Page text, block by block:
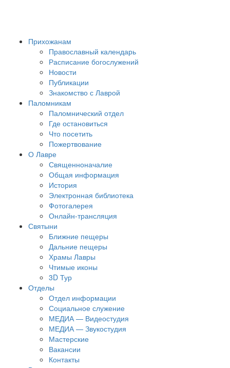
Прихожанам
Православный календарь
Расписание богослужений
Новости
Публикации
Знакомство с Лаврой
Паломникам
Паломнический отдел
Где остановиться
Что посетить
Пожертвование
О Лавре
Священноначалие
Общая информация
История
Электронная библиотека
Фотогалерея
Онлайн-трансляция
Святыни
Ближние пещеры
Дальние пещеры
Храмы Лавры
Чтимые иконы
3D Тур
Отделы
Отдел информации
Социальное служение
МЕДИА — Видеостудия
МЕДИА — Звукостудия
Мастерские
Вакансии
Контакты